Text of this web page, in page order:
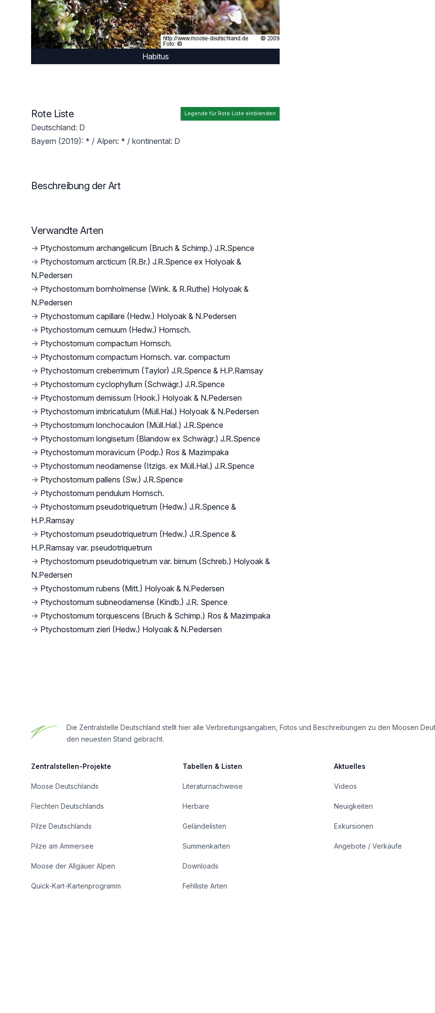
Habitus
Legende für Rote Liste einblenden
Rote Liste
Deutschland: D
Bayern (2019): * / Alpen: * / kontinental: D
Beschreibung der Art
Verwandte Arten
→ Ptychostomum archangelicum (Bruch & Schimp.) J.R.Spence
→ Ptychostomum arcticum (R.Br.) J.R.Spence ex Holyoak &
N.Pedersen
→ Ptychostomum bornholmense (Wink. & R.Ruthe) Holyoak &
N.Pedersen
→ Ptychostomum capillare (Hedw.) Holyoak & N.Pedersen
→ Ptychostomum cernuum (Hedw.) Hornsch.
→ Ptychostomum compactum Hornsch.
→ Ptychostomum compactum Hornsch. var. compactum
→ Ptychostomum creberrimum (Taylor) J.R.Spence & H.P.Ramsay
→ Ptychostomum cyclophyllum (Schwägr.) J.R.Spence
→ Ptychostomum demissum (Hook.) Holyoak & N.Pedersen
→ Ptychostomum imbricatulum (Müll.Hal.) Holyoak & N.Pedersen
→ Ptychostomum lonchocaulon (Müll.Hal.) J.R.Spence
→ Ptychostomum longisetum (Blandow ex Schwägr.) J.R.Spence
→ Ptychostomum moravicum (Podp.) Ros & Mazimpaka
→ Ptychostomum neodamense (Itzigs. ex Müll.Hal.) J.R.Spence
→ Ptychostomum pallens (Sw.) J.R.Spence
→ Ptychostomum pendulum Hornsch.
→ Ptychostomum pseudotriquetrum (Hedw.) J.R.Spence &
H.P.Ramsay
→ Ptychostomum pseudotriquetrum (Hedw.) J.R.Spence &
H.P.Ramsay var. pseudotriquetrum
→ Ptychostomum pseudotriquetrum var. bimum (Schreb.) Holyoak &
N.Pedersen
→ Ptychostomum rubens (Mitt.) Holyoak & N.Pedersen
→ Ptychostomum subneodamense (Kindb.) J.R. Spence
→ Ptychostomum torquescens (Bruch & Schimp.) Ros & Mazimpaka
→ Ptychostomum zieri (Hedw.) Holyoak & N.Pedersen
Die Zentralstelle Deutschland stellt hier alle Verbreitungsangaben, Fotos und Beschreibungen zu den Moosen
den neuesten Stand gebracht.
Zentralstellen-Projekte
Moose Deutschlands
Flechten Deutschlands
Pilze Deutschlands
Pilze am Ammersee
Moose der Allgäuer Alpen
Quick-Kart-Kartenprogramm
Tabellen & Listen
Literaturnachweise
Herbare
Geländelisten
Summenkarten
Downloads
Fehlliste Arten
Aktuelles
Videos
Neuigkeiten
Exkursionen
Angebote / Verkäufe